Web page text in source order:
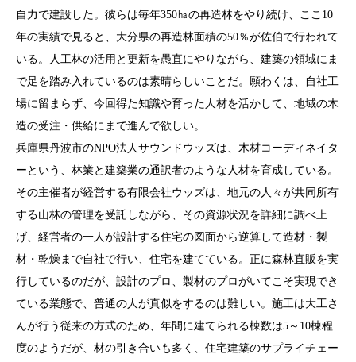
自力で建設した。彼らは毎年350㏊の再造林をやり続け、ここ10
年の実績で見ると、大分県の再造林面積の50％が佐伯で行われて
いる。人工林の活用と更新を愚直にやりながら、建築の領域にま
で足を踏み入れているのは素晴らしいことだ。願わくは、自社工
場に留まらず、今回得た知識や育った人材を活かして、地域の木
造の受注・供給にまで進んで欲しい。
兵庫県丹波市のNPO法人サウンドウッズは、木材コーディネイタ
ーという、林業と建築業の通訳者のような人材を育成している。
その主催者が経営する有限会社ウッズは、地元の人々が共同所有
する山林の管理を受託しながら、その資源状況を詳細に調べ上
げ、経営者の一人が設計する住宅の図面から逆算して造材・製
材・乾燥まで自社で行い、住宅を建てている。正に森林直販を実
行しているのだが、設計のプロ、製材のプロがいてこそ実現でき
ている業態で、普通の人が真似をするのは難しい。施工は大工さ
んが行う従来の方式のため、年間に建てられる棟数は5～10棟程
度のようだが、材の引き合いも多く、住宅建築のサプライチェー